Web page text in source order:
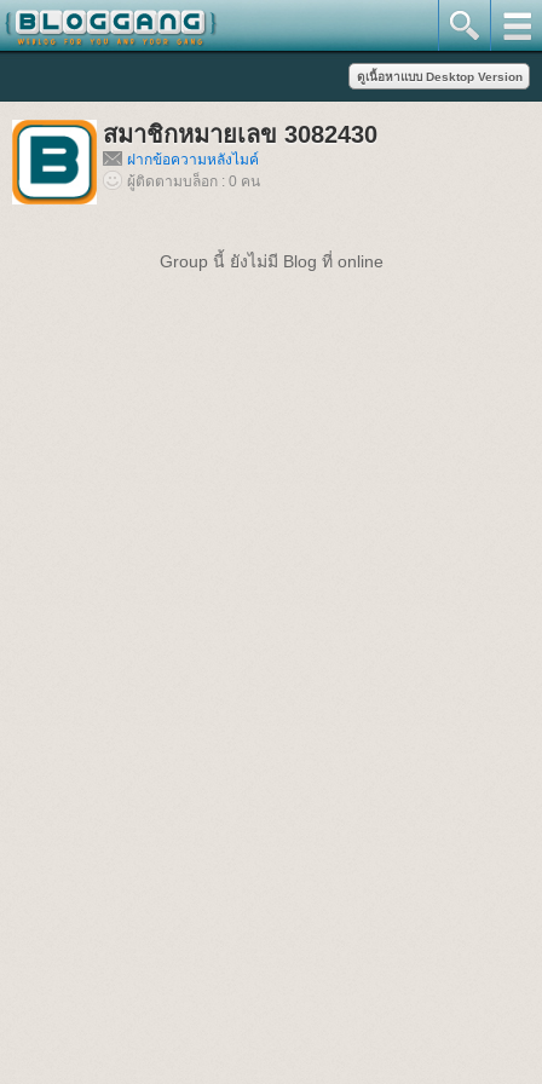
สมาชิกหมายเลข 3082430
ฝากข้อความหลังไมค์
ผู้ติดตามบล็อก : 0 คน
Group นี้ ยังไม่มี Blog ที่ online